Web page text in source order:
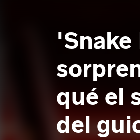
qué el
del